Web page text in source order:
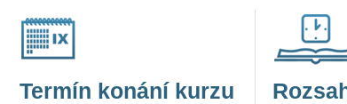
Termín konání kurzu